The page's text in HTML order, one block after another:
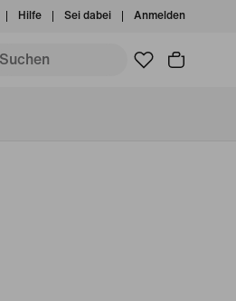
Hilfe Sei dabei Anmelden